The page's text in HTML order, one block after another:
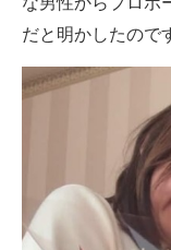
だと明かしたので